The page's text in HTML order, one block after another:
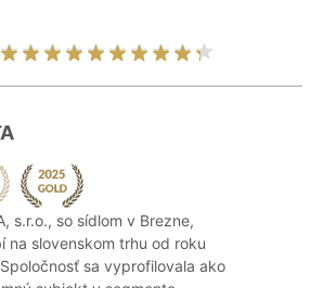
s.r.o., so sídlom v Brezne,
na slovenskom trhu od roku
sa vyprofilovala ako